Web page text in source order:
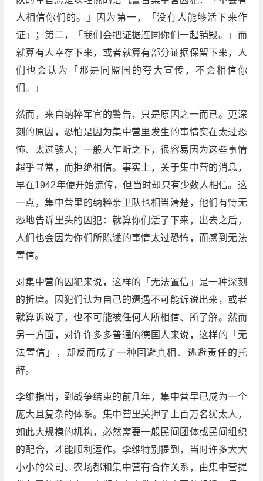
人相信你们的。」因为第一，「没有人能够活下来作
证」；第二，「我们会把证据连同你们一起销毁。」而
就算有人幸存下来，或者就算有部分证据保留下来，人
们也会认为「那是同盟国的夸大宣传，不会相信你
们。」
然而，来自纳粹军官的警告，只是原因之一而已。更深
刻的原因，恐怕是因为集中营里发生的事情实在太过恐
怖、太过骇人；一般人乍听之下，很容易因为这些事情
超乎寻常，而拒绝相信。事实上，关于集中营的消息，
早在1942年便开始流传，但当时却只有少数人相信。这
一点，集中营里的纳粹亲卫队也相当清楚，他们有恃无
恐地告诉里头的囚犯：就算你们活了下来，出去之后，
人们也会因为你们所陈述的事情太过恐怖，而感到无法
置信。
对集中营的囚犯来说，这样的「无法置信」是一种深刻
的折磨。囚犯们认为自己的遭遇不可能诉说出来，或者
就算诉说了，也不可能被任何人所相信、所了解。然而
另一方面，对许许多多普通的德国人来说，这样的「无
法置信」，却反而成了一种回避真相、逃避责任的托
辞。
李维指出，到战争结束的前几年，集中营早已成为一个
庞大且复杂的体系。集中营里关押了上百万名犹太人，
如此大规模的机构，必然需要一般民间团体或民间组织
的配合，才能顺利运作。李维特别提到，当时许多大大
小小的公司、农场都和集中营有合作关系，由集中营提